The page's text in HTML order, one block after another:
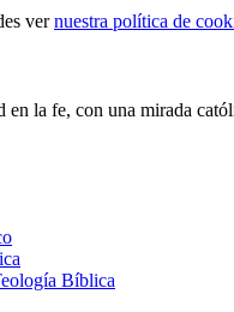
vernuestra política de
la fe, con una mirada
Bíblica